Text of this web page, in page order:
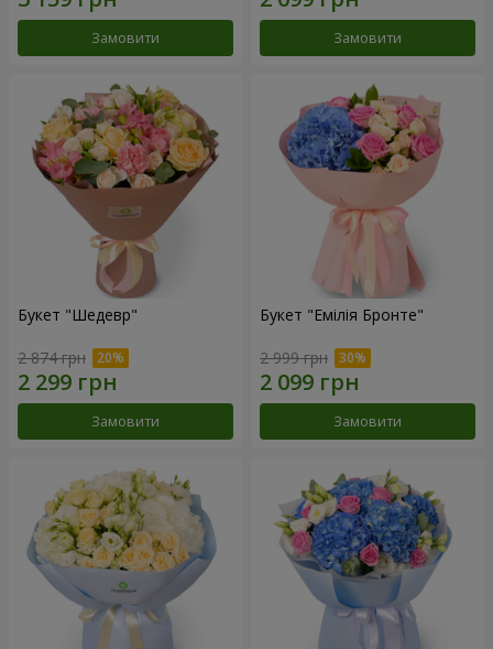
Замовити Замовити
Букет "Шедевр"
2 874 грн
Замовити
Букет "Емілія Бронте"
2 999 грн
Замовити